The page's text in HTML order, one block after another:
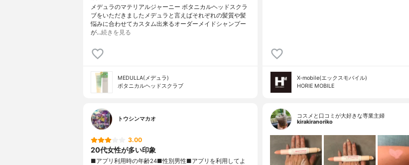
メデュラのマテリアルジャーニー ボタニカルヘッドスクラ
ブをいただきましたメデュラと言えばそれぞれの髪質や髪
悩みに合わせてカスタム出来るオーダーメイドシャンプー
が…続きを見る
MEDULLA(メデュラ)
ボタニカルヘッドスクラブ
X-mobile(エックスモバイル)
HORIE MOBILE
トウシンマカオ
3.00
20代女性が多い印象
■アプリ利用時の年齢24■性別男性■アプリを利用してよ
コスメと口コミが大好きな専業主婦
kirakiranoriko